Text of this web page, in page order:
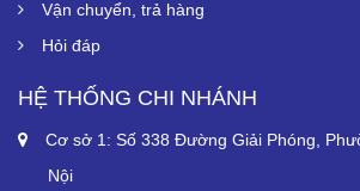
Vận chuyển, trả hàng
Hỏi đáp
HỆ THỐNG CHI NHÁNH
Cơ sở 1: Số 338 Đường Giải Phóng,
Nội